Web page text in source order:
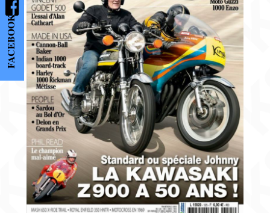
FACEBOOK